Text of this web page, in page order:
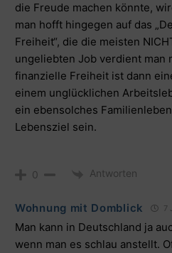
die Freude machen könnte,
man hofft hingegen auf das
Freiheit“, die die meisten
ungeliebten Job verdient man
finanzielle Freiheit ist dann
einem unglücklichen
ein ebensolches
Lebensziel sein.
0 Antworten
Wohnung mit Domblick 7
Man kann in Deutschland ja
wenn man es schlau anstellt.